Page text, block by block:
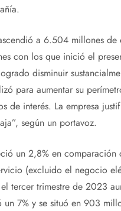
a 6.504 millones
con los que inició el
disminuir
para aumentar su
de interés. La empresa
según un portavoz.
un 2,8% en comparación
(excluido el negocio
tercer trimestre de 2023
7% y se situó en 903